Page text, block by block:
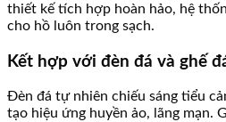
thiết kế tích hợp hoàn hảo, hệ
cho hồ luôn trong sạch.
Kết hợp với đèn đá và ghế
Đèn đá tự nhiên chiếu sáng tiểu
tạo hiệu ứng huyền ảo, lãng mạn.